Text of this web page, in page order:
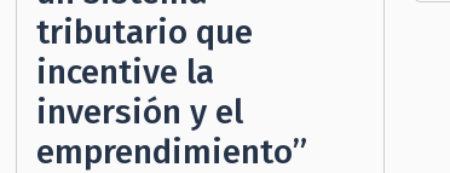
tributario que
incentive la
inversión y el
emprendimiento”